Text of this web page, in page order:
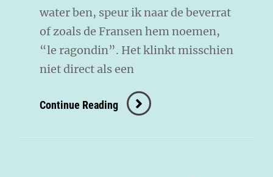
water ben, speur ik naar de beverrat
of zoals de Fransen hem noemen,
“le ragondin”. Het klinkt misschien
niet direct als een
Continue Reading